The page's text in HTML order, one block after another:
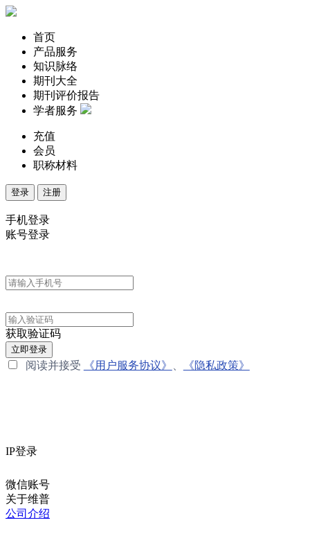
首页
产品服务
知识脉络
期刊大全
期刊评价报告
学者服务
充值
会员
职称材料
登录 注册
手机登录
账号登录
获取验证码
立即登录
阅读并接受 《用户服务协议》 《隐私政策》
IP登录
微信账号
关于维普
公司介绍